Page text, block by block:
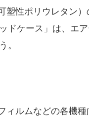
塑性ポリウレタン
ドケース」は、エ
。
ィルムなどの各機